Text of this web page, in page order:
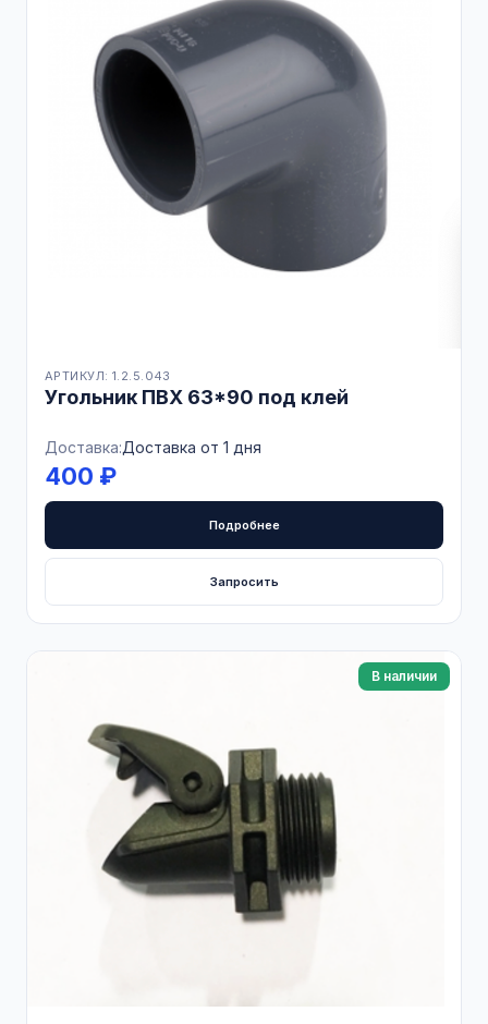
АРТИКУЛ: 1.2.5.043
Угольник ПВХ 63*90 под клей
Доставка:Доставка от 1 дня
400 ₽
Подробнее
Запросить
В наличии